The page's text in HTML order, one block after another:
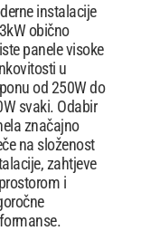
instalacije
obično
panele visoke
u
od 250W do
svaki. Odabir
značajno
na složenost
zahtjeve
i